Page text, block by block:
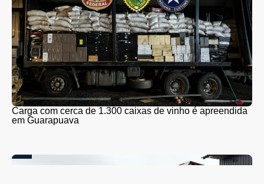
Carga com cerca de 1.300 caixas de vinho é apreendida
em Guarapuava